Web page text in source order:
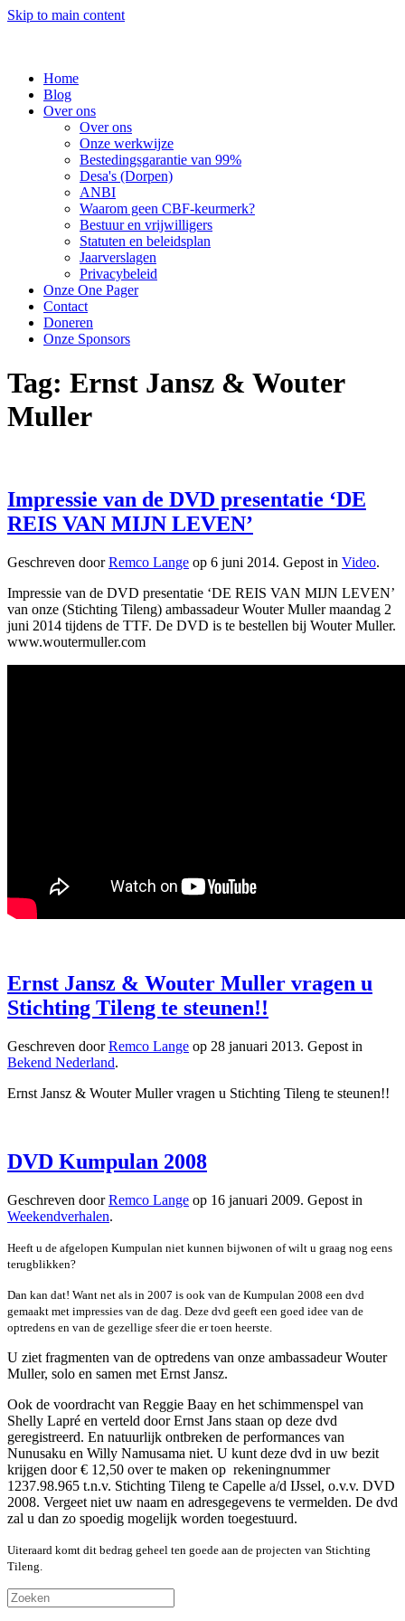
Skip to main content
Home
Blog
Over ons
Over ons
Onze werkwijze
Bestedingsgarantie van 99%
Desa's (Dorpen)
ANBI
Waarom geen CBF-keurmerk?
Bestuur en vrijwilligers
Statuten en beleidsplan
Jaarverslagen
Privacybeleid
Onze One Pager
Contact
Doneren
Onze Sponsors
Tag: Ernst Jansz & Wouter
Muller
Impressie van de DVD presentatie ‘DE
REIS VAN MIJN LEVEN’
Geschreven doorRemco Lange op 6 juni 2014. Gepost in Video.
Impressie van de DVD presentatie ‘DE REIS VAN MIJN LEVEN’
van onze (Stichting Tileng) ambassadeur Wouter Muller maandag 2
juni 2014 tijdens de TTF. De DVD is te bestellen bij Wouter Muller.
www.woutermuller.com
Ernst Jansz & Wouter Muller vragen u
Stichting Tileng te steunen!!
Geschreven doorRemco Lange op 28 januari 2013. Gepost in
Bekend Nederland.
Ernst Jansz & Wouter Muller vragen u Stichting Tileng te steunen!!
DVD Kumpulan 2008
Geschreven doorRemco Lange op 16 januari 2009. Gepost in
Weekendverhalen.
Heeft u de afgelopen Kumpulan niet kunnen bijwonen of wilt u graag nog eens
terugblikken?
Dan kan dat! Want net als in 2007 is ook van de Kumpulan 2008 een dvd
gemaakt met impressies van de dag. Deze dvd geeft een goed idee van de
optredens en van de gezellige sfeer die er toen heerste.
U ziet fragmenten van de optredens van onze ambassadeur Wouter
Muller, solo en samen met Ernst Jansz.
Ook de voordracht van Reggie Baay en het schimmenspel van
Shelly Lapré en verteld door Ernst Jans staan op deze dvd
geregistreerd. En natuurlijk ontbreken de performances van
Nunusaku en Willy Namusama niet. U kunt deze dvd in uw bezit
krijgen door € 12,50 over te maken op rekeningnummer
1237.98.965 t.n.v. Stichting Tileng te Capelle a/d IJssel, o.v.v. DVD
2008. Vergeet niet uw naam en adresgegevens te vermelden. De dvd
zal u dan zo spoedig mogelijk worden toegestuurd.
Uiteraard komt dit bedrag geheel ten goede aan de projecten van Stichting
Tileng.